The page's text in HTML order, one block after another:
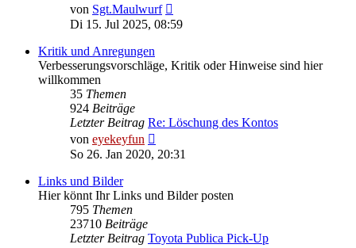
von Sgt.Maulwurf
Beitrag
Di 15. Jul 2025, 08:59
Kritik und Anregungen
Verbesserungsvorschläge, Kritik oder Hinweise sind hier
willkommen
35 Themen
924 Beiträge
Letzter Beitrag Re: Löschung des Kontos
von eyekeyfun
Beitrag
So 26. Jan 2020, 20:31
Links und Bilder
Hier könnt Ihr Links und Bilder posten
795 Themen
23710 Beiträge
Letzter Beitrag Toyota Publica Pick-Up